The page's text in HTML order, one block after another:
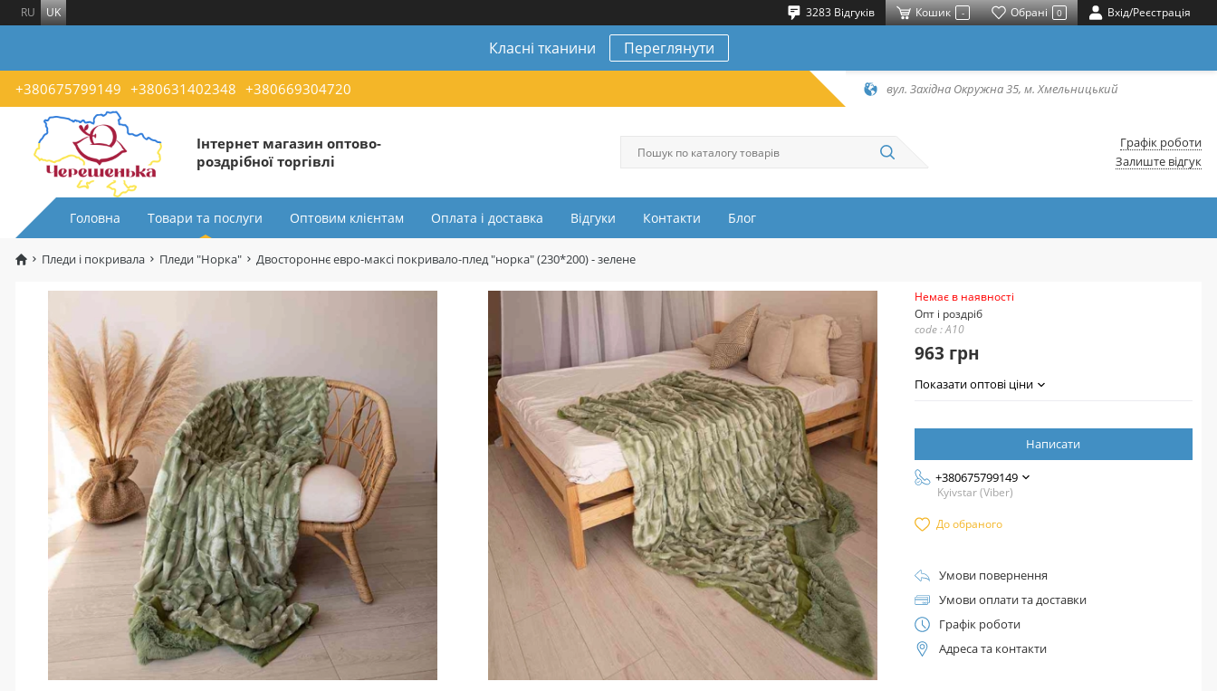
RU UK 3283 Відгуків Кошик - Обрані 0 Вхід/Реєстрація
Класні тканини Переглянути
+380675799149 +380631402348 +380669304720 вул. Західна Окружна 35, м. Хмельницький
Інтернет магазин оптово-
роздрібної торгівлі
Графік роботи
Залиште відгук
Головна Товари та послуги Оптовим клієнтам Оплата і доставка Відгуки Контакти Блог
Пледи і покривала Пледи "Норка" Двостороннє евро-максі покривало-плед "норка" (230*200) - зелене
Немає в наявності
Опт і роздріб
code : A10
963 грн
Показати оптові ціни
Написати
+380675799149
Kyivstar (Viber)
До обраного
Умови повернення
Умови оплати та доставки
Графік роботи
Адреса та контакти